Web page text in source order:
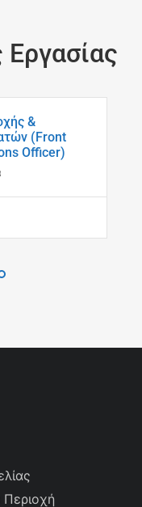
Εργασίας
&
(Front
Officer)